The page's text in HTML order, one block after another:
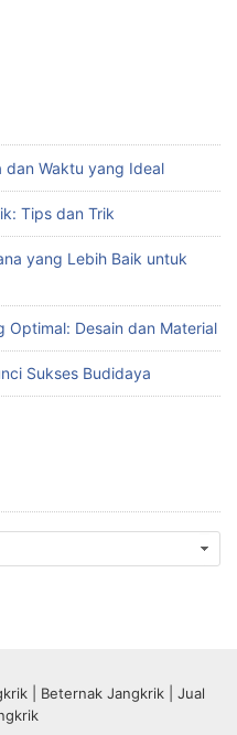
dan Waktu yang Ideal
Tips dan Trik
yang Lebih Baik untuk
Desain dan Material
Sukses Budidaya
| Beternak Jangkrik | Jual